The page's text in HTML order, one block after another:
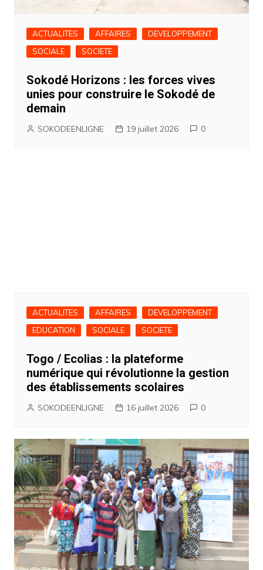
ACTUALITES AFFAIRES
DEVELOPPEMENT
SOCIALE
SOCIETE
Sokodé Horizons : les forces vives
unies pour construire le Sokodé de
demain
SOKODEENLIGNE 19 juillet 2026 0
ACTUALITES AFFAIRES
DEVELOPPEMENT
EDUCATION
SOCIALE SOCIETE
Togo / Ecolias : la plateforme
numérique qui révolutionne la gestion
des établissements scolaires
SOKODEENLIGNE 16 juillet 2026 0